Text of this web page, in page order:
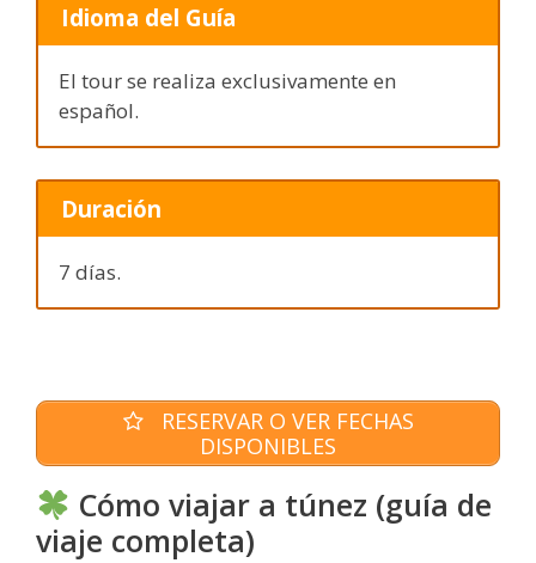
Idioma del Guía
El tour se realiza exclusivamente en
español.
Duración
7 días.
RESERVAR O VER FECHAS
DISPONIBLES
Cómo viajar a túnez (guía de
viaje completa)